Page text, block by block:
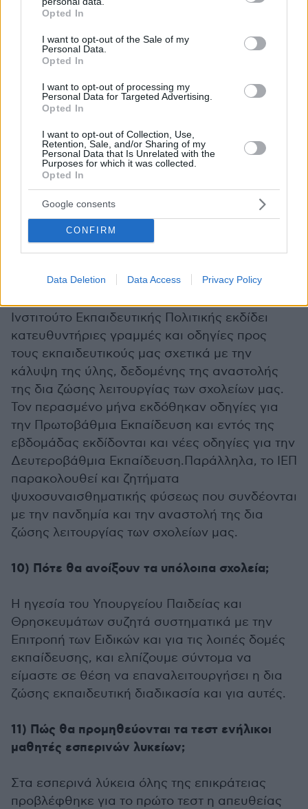
grant or deny consent to Google and its third-party tags to
use your data for below specified purposes in below Google
consent section.
Opted In
I want to opt-out of the Sale of my
Personal Data.
Opted In
I want to opt-out of processing my
Personal Data for Targeted Advertising.
Opted In
I want to opt-out of Collection, Use,
Retention, Sale, and/or Sharing of my
Personal Data that Is Unrelated with the
Purposes for which it was collected.
Opted In
Google consents
CONFIRM
Data Deletion Data Access Privacy Policy
εκπαιδευτικοί θα λαμβάνουν σχετική βεβαίωση
στο σχολείο.
8) Γιατί προτεραιοποιήθηκαν τα Λύκεια έναντι
άλλων βαθμίδων;
Προτεραιοποιήθηκε το άνοιγμα των Λυκείων
για δύο βασικούς λόγους: - γιατί παραμένουν
κλειστά για μεγαλύτερο χρονικό διάστημα -
γιατί πλησιάζουν και οι Πανελλαδικές
εξετάσεις.
9) Έχουν δοθεί οδηγίες για την κάλυψη της
Ινστιτούτο Εκπαιδευτικής Πολιτικής εκδίδει
κατευθυντήριες γραμμές και οδηγίες προς
τους εκπαιδευτικούς μας σχετικά με την
κάλυψη της ύλης, δεδομένης της αναστολής
της δια ζώσης λειτουργίας των σχολείων μας.
Τον περασμένο μήνα εκδόθηκαν οδηγίες για
την Πρωτοβάθμια Εκπαίδευση και εντός της
εβδομάδας εκδίδονται και νέες οδηγίες για την
Δευτεροβάθμια Εκπαίδευση.Παράλληλα, το ΙΕΠ
παρακολουθεί και ζητήματα
ψυχοσυναισθηματικής φύσεως που συνδέονται
με την πανδημία και την αναστολή της δια
ζώσης λειτουργίας των σχολείων μας.
10) Πότε θα ανοίξουν τα υπόλοιπα σχολεία;
Η ηγεσία του Υπουργείου Παιδείας και
Θρησκευμάτων συζητά συστηματικά με την
Επιτροπή των Ειδικών και για τις λοιπές δομές
εκπαίδευσης, και ελπίζουμε σύντομα να
είμαστε σε θέση να επαναλειτουργήσει η δια
ζώσης εκπαιδευτική διαδικασία και για αυτές.
11) Πώς θα προμηθεύονται τα τεστ ενήλικοι
μαθητές εσπερινών λυκείων;
Στα εσπερινά λύκεια όλης της επικράτειας
προβλέφθηκε για το πρώτο τεστ η απευθείας